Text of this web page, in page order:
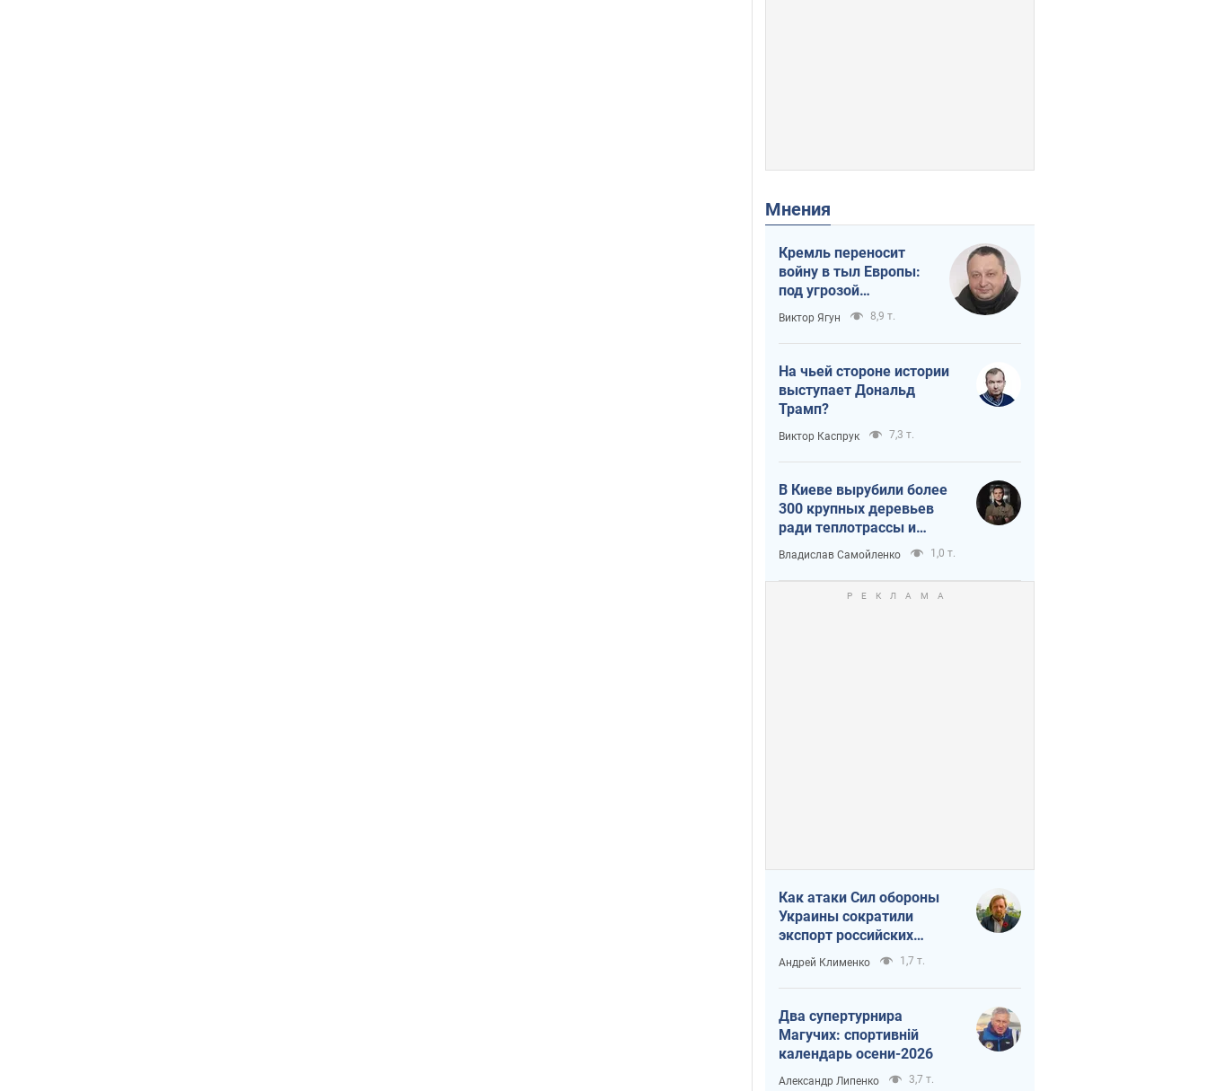
Мнения
Кремль переносит
войну в тыл Европы:
под угрозой
критическая
логистика
Виктор Ягун 8,9 т.
На чьей стороне истории
выступает Дональд
Трамп?
Виктор Каспрук 7,3 т.
В Киеве вырубили более
300 крупных деревьев
ради теплотрассы и
вопреки Генплану
Владислав Самойленко 1,0 т.
Как атаки Сил обороны
Украины сократили
экспорт российских
нефтепродуктов
Андрей Клименко 1,7 т.
Два супертурнира
Магучих: спортивній
календарь осени-2026
Александр Липенко 3,7 т.